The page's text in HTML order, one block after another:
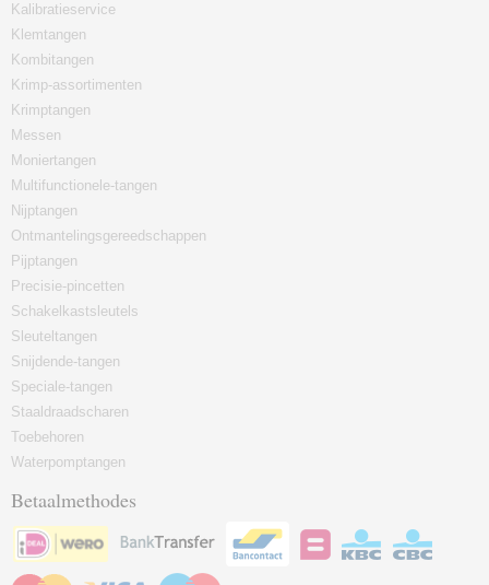
Kalibratieservice
Klemtangen
Kombitangen
Krimp-assortimenten
Krimptangen
Messen
Moniertangen
Multifunctionele-tangen
Nijptangen
Ontmantelingsgereedschappen
Pijptangen
Precisie-pincetten
Schakelkastsleutels
Sleuteltangen
Snijdende-tangen
Speciale-tangen
Staaldraadscharen
Toebehoren
Waterpomptangen
Betaalmethodes